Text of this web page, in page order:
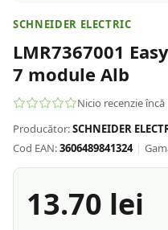
SCHNEIDER ELECTRIC
LMR7367001
7 module Alb
Nicio recenzie încă
Producător:SCHNEIDER
Cod EAN:3606489841324 |
13.70 lei